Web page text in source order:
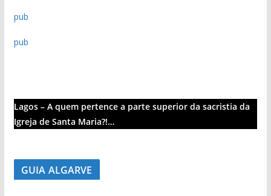
pub
pub
Lagos – A quem pertence a parte superior da sacristia da
Igreja de Santa Maria?!…
GUIA ALGARVE